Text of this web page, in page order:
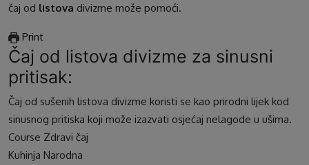
čaj od listova divizme može pomoći.
Print
Čaj od listova divizme za sinusni
pritisak:
Čaj od sušenih listova divizme koristi se kao prirodni lijek kod
sinusnog pritiska koji može izazvati osjećaj nelagode u ušima.
Course Zdravi čaj
Kuhinja Narodna